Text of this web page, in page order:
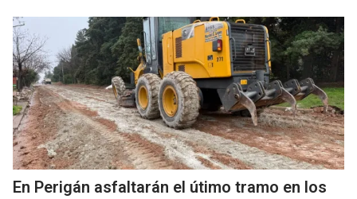
En Perigán asfaltarán el útimo tramo en los